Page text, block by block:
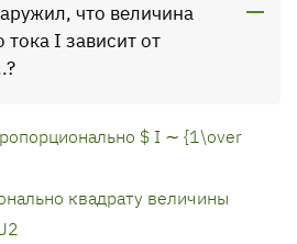
что величина
тока I зависит от
$ I ∼ {1\over
квадрату величины